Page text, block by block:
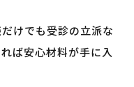
けでも受診の立派な
ば安心材料が手に入